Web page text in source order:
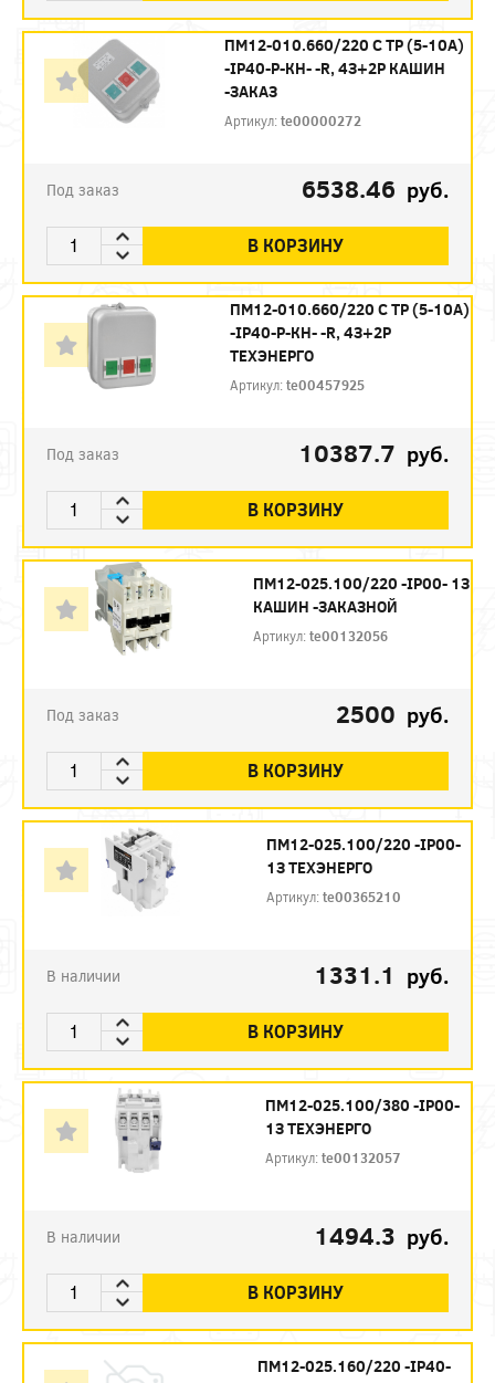
ПМ12-010.660/220 С ТР (5-10А)
-IP40-Р-КН- -R, 4З+2Р КАШИН
-ЗАКАЗ
Артикул:te00000272
Под заказ 6538.46 руб.
В КОРЗИНУ
ПМ12-010.660/220 С ТР (5-10А)
-IP40-Р-КН- -R, 4З+2Р
ТЕХЭНЕРГО
Артикул:te00457925
Под заказ 10387.7 руб.
В КОРЗИНУ
ПМ12-025.100/220 -IP00- 1З
КАШИН -ЗАКАЗНОЙ
Артикул:te00132056
Под заказ 2500 руб.
В КОРЗИНУ
ПМ12-025.100/220 -IP00-
1З ТЕХЭНЕРГО
Артикул:te00365210
В наличии 1331.1 руб.
В КОРЗИНУ
ПМ12-025.100/380 -IP00-
1З ТЕХЭНЕРГО
Артикул:te00132057
В наличии 1494.3 руб.
В КОРЗИНУ
ПМ12-025.160/220 -IP40-